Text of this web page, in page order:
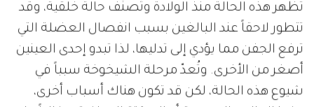
تظهر هذه الحالة منذ الولادة وتُصنّف حالة خلقية، وقد
تتطور لاحقاً عند البالغين بسبب انفصال العضلة التي
ترفع الجفن مما يؤدي إلى تدليها، لذا تبدو إحدى العينين
أصغر من الأخرى. وتُعدّ مرحلة الشيخوخة سبباً في
شيوع هذه الحالة، لكن قد تكون هناك أسباب أخرى،